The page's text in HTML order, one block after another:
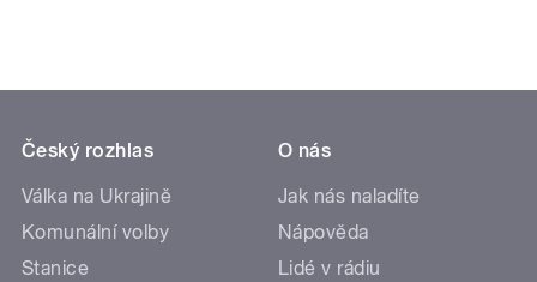
Český rozhlas
Válka na Ukrajině
Komunální volby
Stanice
O nás
Jak nás naladíte
Nápověda
Lidé v rádiu